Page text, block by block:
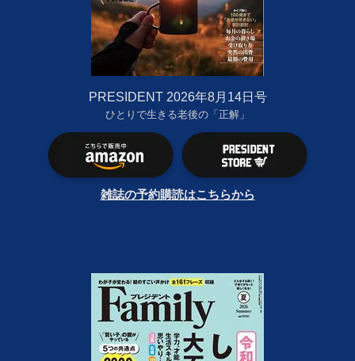
PRESIDENT 2026年8月14日号
ひとりで生きる老後の「正解」
雑誌の予約購読はこちらから